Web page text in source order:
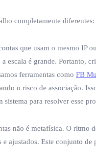
completamente diferentes:
que usam o mesmo IP
escala é grande.
ferramentas como FB
o risco de associação.
para resolver esse
não é metafísica. O ritmo
e ajustados. Este conjunto